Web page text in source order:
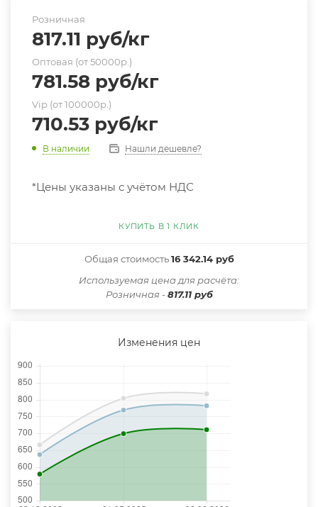
Розничная
817.11 руб/кг
Оптовая (от 50000р.)
781.58 руб/кг
Vip (от 100000р.)
710.53 руб/кг
В наличии Нашли дешевле?
*Цены указаны с учётом НДС
КУПИТЬ В 1 КЛИК
Общая стоимость16 342.14 руб
Иcпользуемая цена для расчёта:
Розничная -817.11 руб
Изменения цен